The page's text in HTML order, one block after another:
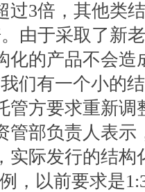
过3倍，其他类
由于采取了新
化的产品不会造
们有一个小的
管方要求重新调
管部负责人表示
实际发行的结构
，以前要求是